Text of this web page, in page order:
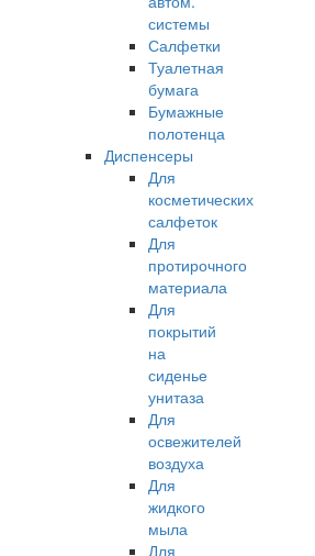
системы
Салфетки
Туалетная
бумага
Бумажные
полотенца
Диспенсеры
Для
косметических
салфеток
Для
протирочного
материала
Для
покрытий
на
сиденье
унитаза
Для
освежителей
воздуха
Для
жидкого
мыла
Для